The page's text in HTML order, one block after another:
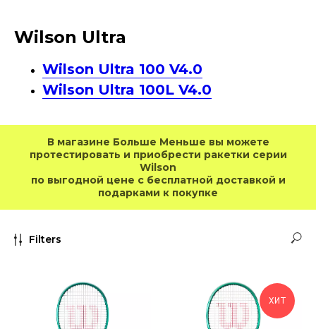
Wilson Ultra
Wilson Ultra 100 V4.0
Wilson Ultra 100L V4.0
В магазине Больше Меньше вы можете
протестировать и приобрести ракетки серии
Wilson
по выгодной цене с бесплатной доставкой и
подарками к покупке
Filters
ХИТ